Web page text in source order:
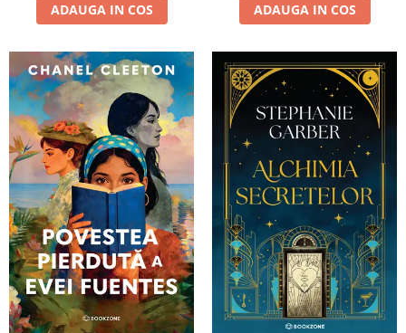
ADAUGA IN COS ADAUGA IN COS